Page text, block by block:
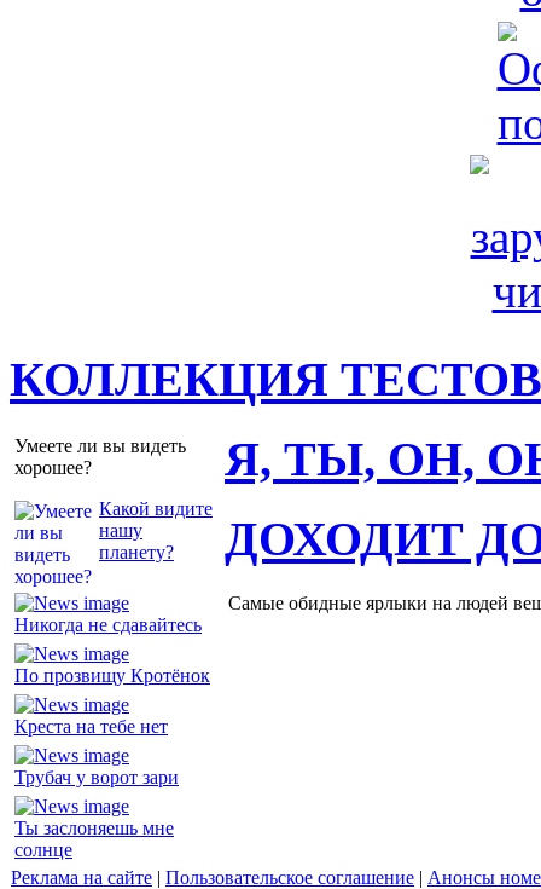
КОЛЛЕКЦИЯ ТЕСТОВ
Умеете ли вы видеть
хорошее?
Какой видите
нашу
планету?
Я, ТЫ, ОН,
Никогда не сдавайтесь
По прозвищу Кротёнок
Креста на тебе нет
Трубач у ворот зари
Ты заслоняешь мне
солнце
ДОХОДИТ
Самые обидные ярлыки на людей
Реклама на сайте | Пользовательское соглашение | Анонсы